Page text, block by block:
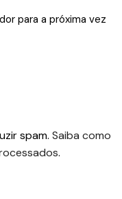
para a próxima vez
spam. Saiba como
.